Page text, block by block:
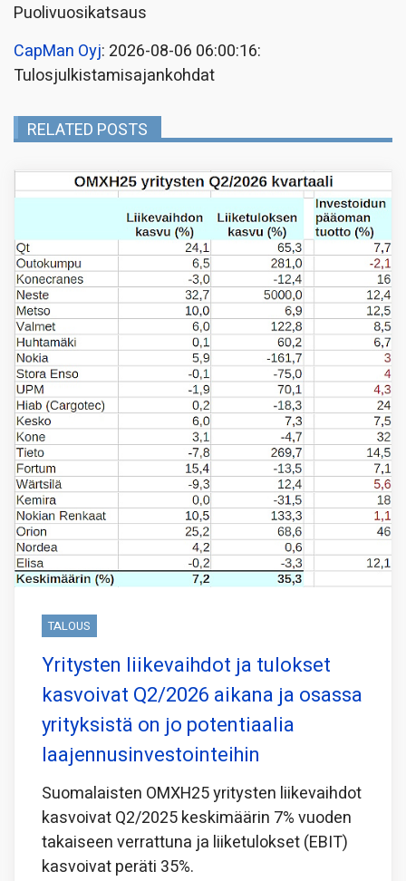
Puolivuosikatsaus
CapMan Oyj: 2026-08-06 06:00:16:
Tulosjulkistamisajankohdat
RELATED POSTS
TALOUS
Yritysten liikevaihdot ja tulokset
kasvoivat Q2/2026 aikana ja osassa
yrityksistä on jo potentiaalia
laajennusinvestointeihin
Suomalaisten OMXH25 yritysten liikevaihdot
kasvoivat Q2/2025 keskimäärin 7% vuoden
takaiseen verrattuna ja liiketulokset (EBIT)
kasvoivat peräti 35%.